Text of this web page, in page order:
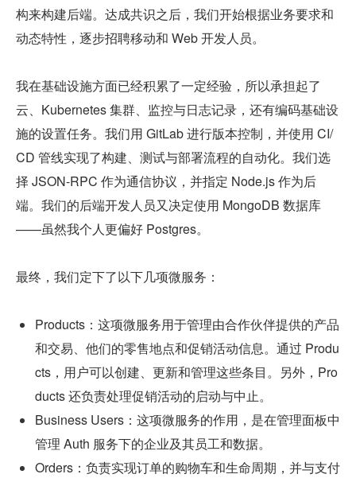
构来构建后端。达成共识之后，我们开始根据业务要求和
动态特性，逐步招聘移动和 Web 开发人员。
我在基础设施方面已经积累了一定经验，所以承担起了
云、Kubernetes 集群、监控与日志记录，还有编码基础设
施的设置任务。我们用 GitLab 进行版本控制，并使用 CI/
CD 管线实现了构建、测试与部署流程的自动化。我们选
择 JSON-RPC 作为通信协议，并指定 Node.js 作为后
端。我们的后端开发人员又决定使用 MongoDB 数据库
——虽然我个人更偏好 Postgres。
最终，我们定下了以下几项微服务：
Products：这项微服务用于管理由合作伙伴提供的产品
和交易、他们的零售地点和促销活动信息。通过 Produ
cts，用户可以创建、更新和管理这些条目。另外，Pro
ducts 还负责处理促销活动的启动与中止。
Business Users：这项微服务的作用，是在管理面板中
管理 Auth 服务下的企业及其员工和数据。
Orders：负责实现订单的购物车和生命周期，并与支付